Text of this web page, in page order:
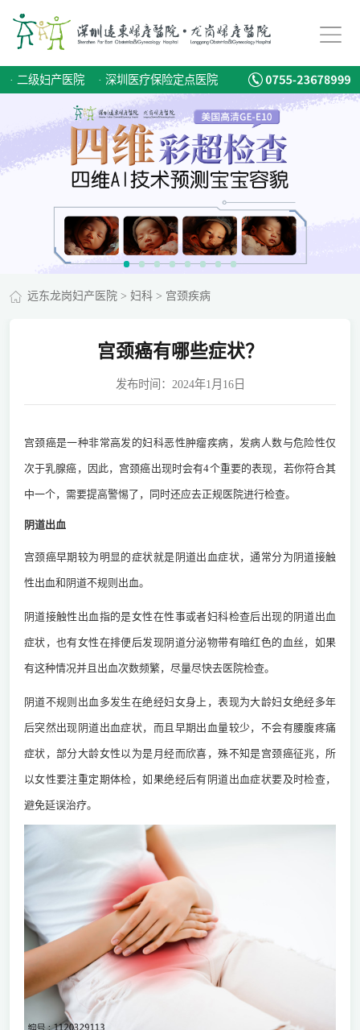
· 二级妇产医院 · 深圳医疗保险定点医院
远东龙岗妇产医院> 妇科> 宫颈疾病
宫颈癌有哪些症状？
发布时间：2024年1月16日
宫颈癌是一种非常高发的妇科恶性肿瘤疾病，发病人数与危险性仅
次于乳腺癌，因此，宫颈癌出现时会有4个重要的表现，若你符合其
中一个，需要提高警惕了，同时还应去正规医院进行检查。
阴道出血
宫颈癌早期较为明显的症状就是阴道出血症状，通常分为阴道接触
性出血和阴道不规则出血。
阴道接触性出血指的是女性在性事或者妇科检查后出现的阴道出血
症状，也有女性在排便后发现阴道分泌物带有暗红色的血丝，如果
有这种情况并且出血次数频繁，尽量尽快去医院检查。
阴道不规则出血多发生在绝经妇女身上，表现为大龄妇女绝经多年
后突然出现阴道出血症状，而且早期出血量较少，不会有腰腹疼痛
症状，部分大龄女性以为是月经而欣喜，殊不知是宫颈癌征兆，所
以女性要注重定期体检，如果绝经后有阴道出血症状要及时检查，
避免延误治疗。